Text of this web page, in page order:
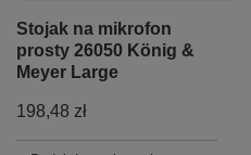
Stojak na mikrofon
prosty 26050 König &
Meyer Large
198,48 zł